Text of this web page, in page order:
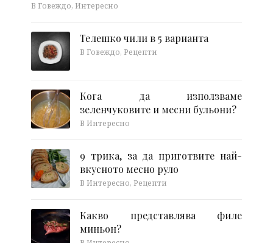
В Говеждо, Интересно
Телешко чили в 5 варианта
В Говеждо, Рецепти
Кога да използваме
зеленчуковите и месни бульони?
В Интересно
9 трика, за да приготвите най-
вкусното месно руло
В Интересно, Рецепти
Какво представлява филе
миньон?